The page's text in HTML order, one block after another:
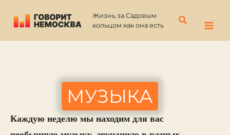
содержимому
Жизнь за Садовым
кольцом как она есть
Поиск
МУЗЫКА
Каждую неделю мы находим для вас